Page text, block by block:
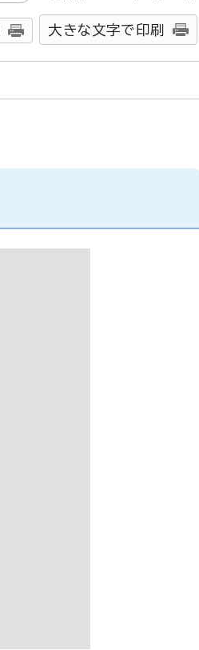
大きな文字で印刷